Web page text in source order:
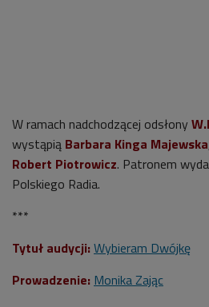
W ramach nadchodzącej odsłony
wystąpią Barbara Kinga Majewska
Robert Piotrowicz. Patronem
Polskiego Radia.
***
Tytuł audycji: Wybieram Dwójkę
Prowadzenie: Monika Zając